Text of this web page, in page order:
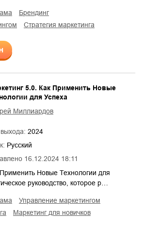
брендинг
стратегия маркетинга
16.12.2024 18:11
5.0. Как Применить Новые
для Успеха
Миллиардов
2024
Русский
Новые Технологии для
руководство, которое р…
управление маркетингом
маркетинг для новичков